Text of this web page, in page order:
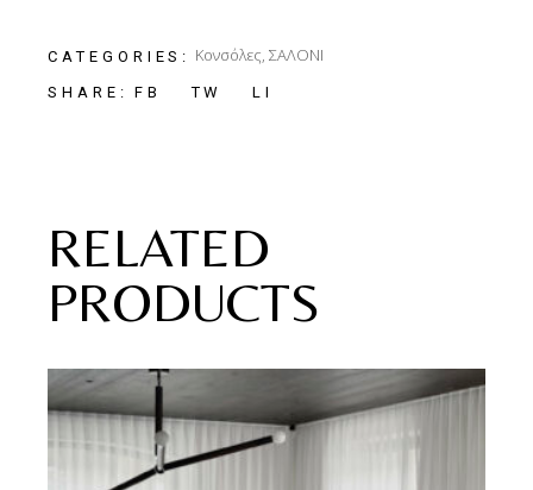
CATEGORIES: Κονσόλες,ΣΑΛΟΝΙ
SHARE: FB TW LI
RELATED
PRODUCTS